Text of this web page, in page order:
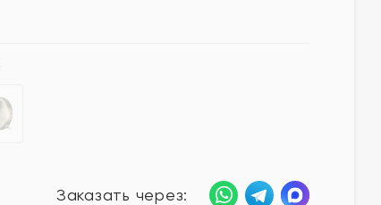
Заказать через: